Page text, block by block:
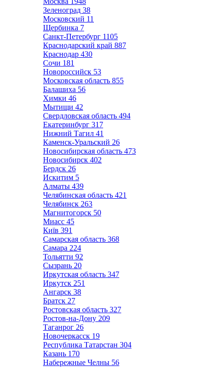
Зеленоград 38
Московский 11
Щербинка 7
Санкт-Петербург 1105
Краснодарский край 887
Краснодар 430
Сочи 181
Новороссийск 53
Московская область 855
Балашиха 56
Химки 46
Мытищи 42
Свердловская область 494
Екатеринбург 317
Нижний Тагил 41
Каменск-Уральский 26
Новосибирская область 473
Новосибирск 402
Бердск 26
Искитим 5
Алматы 439
Челябинская область 421
Челябинск 263
Магнитогорск 50
Миасс 45
Київ 391
Самарская область 368
Самара 224
Тольятти 92
Сызрань 20
Иркутская область 347
Иркутск 251
Ангарск 38
Братск 27
Ростовская область 327
Ростов-на-Дону 209
Таганрог 26
Новочеркасск 19
Республика Татарстан 304
Казань 170
Набережные Челны 56